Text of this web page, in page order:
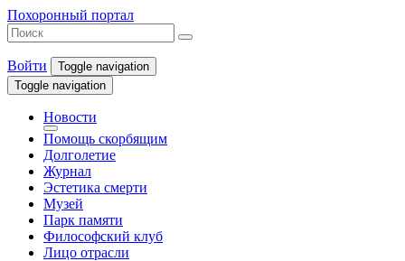
Похоронный портал
Войти
Toggle navigation
Toggle navigation
Новости
Помощь скорбящим
Долголетие
Журнал
Эстетика смерти
Музей
Парк памяти
Философский клуб
Лицо отрасли